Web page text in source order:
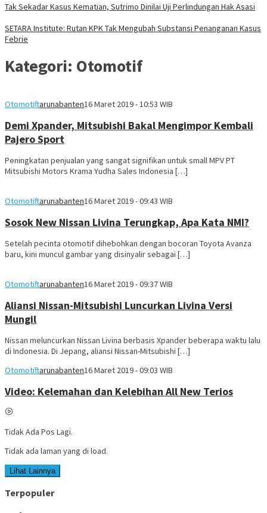
Tak Sekadar Kasus Kematian, Sutrimo Dinilai Uji Perlindungan Hak Asasi
SETARA Institute: Rutan KPK Tak Mengubah Substansi Penanganan Kasus
Febrie
Kategori: Otomotif
Otomotiftarunabanten16 Maret 2019 - 10:53 WIB
Demi Xpander, Mitsubishi Bakal Mengimpor Kembali
Pajero Sport
Peningkatan penjualan yang sangat signifikan untuk small MPV PT
Mitsubishi Motors Krama Yudha Sales Indonesia […]
Otomotiftarunabanten16 Maret 2019 - 09:43 WIB
Sosok New Nissan Livina Terungkap, Apa Kata NMI?
Setelah pecinta otomotif dihebohkan dengan bocoran Toyota Avanza
baru, kini muncul gambar yang disinyalir sebagai […]
Otomotiftarunabanten16 Maret 2019 - 09:37 WIB
Aliansi Nissan-Mitsubishi Luncurkan Livina Versi
Mungil
Nissan meluncurkan Nissan Livina berbasis Xpander beberapa waktu lalu
di Indonesia. Di Jepang, aliansi Nissan-Mitsubishi […]
Otomotiftarunabanten16 Maret 2019 - 09:03 WIB
Video: Kelemahan dan Kelebihan All New Terios
Tidak Ada Pos Lagi.
Tidak ada laman yang di load.
Lihat Lainnya
Terpopuler